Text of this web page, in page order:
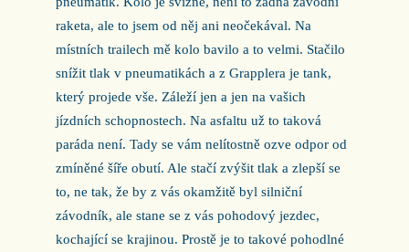
raketa, ale to jsem od něj ani neočekával. Na
místních trailech mě kolo bavilo a to velmi. Stačilo
snížit tlak v pneumatikách a z Grapplera je tank,
který projede vše. Záleží jen a jen na vašich
jízdních schopnostech. Na asfaltu už to taková
paráda není. Tady se vám nelítostně ozve odpor od
zmíněné šíře obutí. Ale stačí zvýšit tlak a zlepší se
to, ne tak, že by z vás okamžitě byl silniční
závodník, ale stane se z vás pohodový jezdec,
kochající se krajinou. Prostě je to takové pohodlné